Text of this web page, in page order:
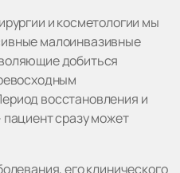
и косметологии мы
малоинвазивные
добиться
восстановления и
пациент сразу может
его клинического